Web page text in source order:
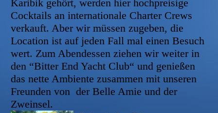
Karibik gehört, werden hier hochpreisige
Cocktails an internationale Charter Crews
verkauft. Aber wir müssen zugeben, die
Location ist auf jeden Fall mal einen Besuch
wert. Zum Abendessen ziehen wir weiter in
den “Bitter End Yacht Club“ und genießen
das nette Ambiente zusammen mit unseren
Freunden von der Belle Amie und der
Zweinsel.